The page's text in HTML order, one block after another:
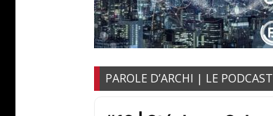
PAROLE D’ARCHI | LE PODCAST